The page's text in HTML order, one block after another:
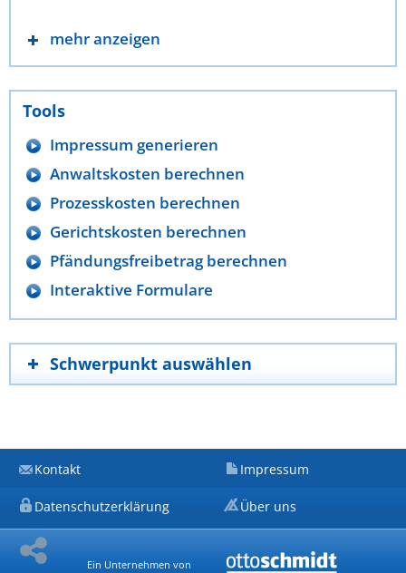
mehr anzeigen
Tools
Impressum generieren
Anwaltskosten berechnen
Prozesskosten berechnen
Gerichtskosten berechnen
Pfändungsfreibetrag berechnen
Interaktive Formulare
Schwerpunkt auswählen
Kontakt Impressum
Datenschutzerklärung Über uns
Ein Unternehmen von